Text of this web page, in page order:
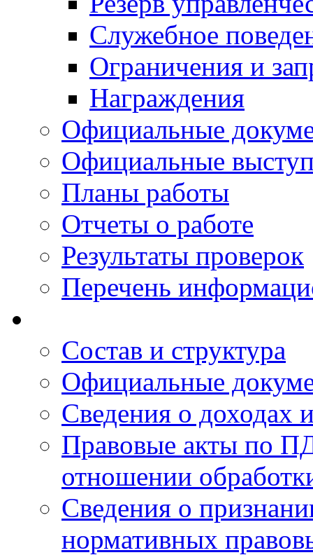
Служебное
Ограничения и
Награждения
Официальные
Официальные
Планы работы
Отчеты о работе
Результаты проверок
Перечень
Состав и структура
Официальные
Сведения о доходах
Правовые акты по
отношении
Сведения о
нормативных